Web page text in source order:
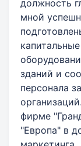
должность
мной
зданий и
персонала
фирме
"Европа" в